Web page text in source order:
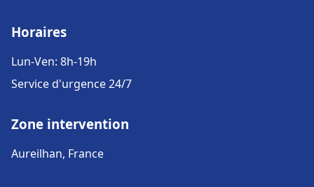
Horaires
Lun-Ven: 8h-19h
Service d'urgence 24/7
Zone intervention
Aureilhan, France